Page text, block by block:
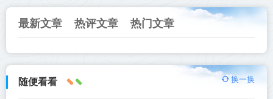
最新文章 热评文章 热门文章
随便看看 换一换